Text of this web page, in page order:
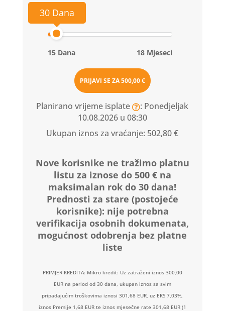
30 Dana
15 Dana 18 Mjeseci
PRIJAVI SE ZA500,00 €
Planirano vrijeme isplate
: Ponedjeljak
10.08.2026 u 08:30
Ukupan iznos za vraćanje: 502,80 €
Nove korisnike ne tražimo platnu
listu za iznose do 500 € na
maksimalan rok do 30 dana!
Prednosti za stare (postojeće
korisnike): nije potrebna
verifikacija osobnih dokumenata,
mogućnost odobrenja bez platne
liste
PRIMJER KREDITA: Mikro kredit: Uz zatraženi iznos 300,00
EUR na period od 30 dana, ukupan iznos sa svim
pripadajućim troškovima iznosi 301,68 EUR, uz EKS 7,03%,
iznos Premije 1,68 EUR te iznos mjesečne rate 301,68 EUR (1